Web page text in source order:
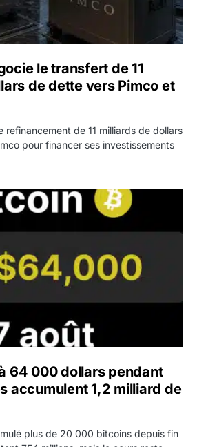
le transfert de 11
de dette vers Pimco et
refinancement de 11 milliards de dollars
pour financer ses investissements
000 dollars pendant que les
64 000 dollars pendant
accumulent 1,2 milliard de
plus de 20 000 bitcoins depuis fin